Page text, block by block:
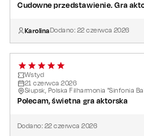
Cudowne przedstawienie. Gra
KarolinaDodano: 22 czerwca 2026
Wstyd
21 czerwca 2026
Słupsk, Polska Filharmonia "Sinfonia
Polecam, świetna gra aktorska
Dodano: 22 czerwca 2026